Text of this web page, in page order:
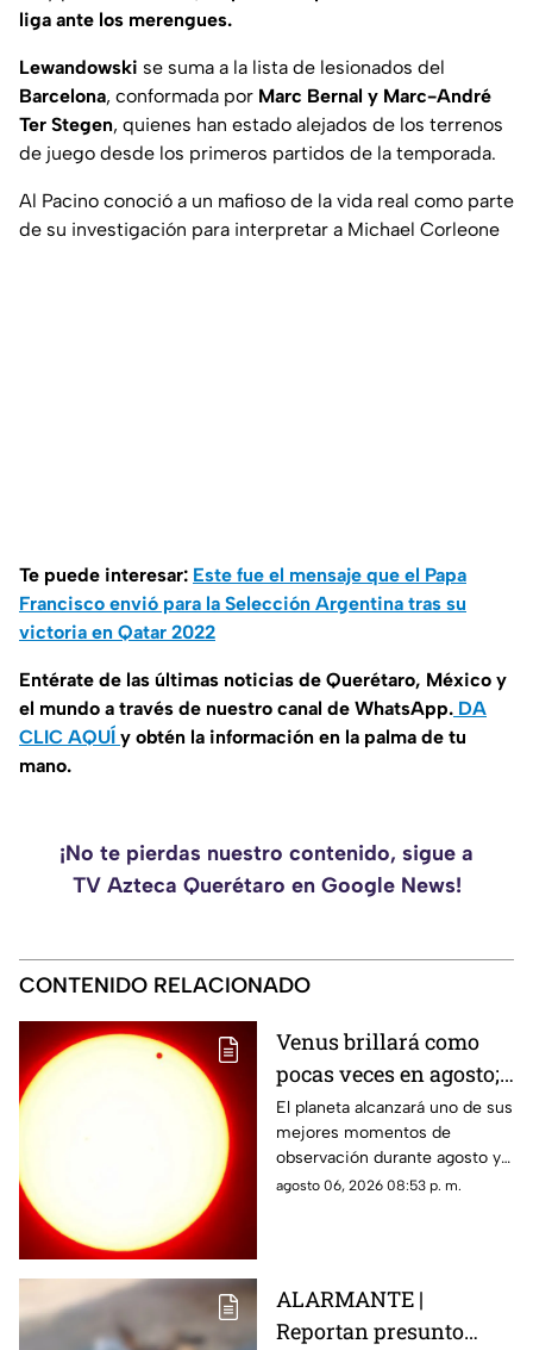
liga ante los merengues.
Lewandowski se suma a la lista de lesionados del
Barcelona, conformada por Marc Bernal y Marc-André
Ter Stegen, quienes han estado alejados de los terrenos
de juego desde los primeros partidos de la temporada.
Al Pacino conoció a un mafioso de la vida real como parte
de su investigación para interpretar a Michael Corleone
Te puede interesar: Este fue el mensaje que el Papa
Francisco envió para la Selección Argentina tras su
victoria en Qatar 2022
Entérate de las últimas noticias de Querétaro, México y
el mundo a través de nuestro canal de WhatsApp. DA
CLIC AQUÍ y obtén la información en la palma de tu
mano.
¡No te pierdas nuestro contenido, sigue a
TV Azteca Querétaro en Google News!
CONTENIDO RELACIONADO
Venus brillará como
pocas veces en agosto;
a esta hora podrás
verlo durante este mes
El planeta alcanzará uno de sus
mejores momentos de
observación durante agosto y
podrá distinguirse sin
agosto 06, 2026 08:53 p. m.
ALARMANTE |
Reportan presunto